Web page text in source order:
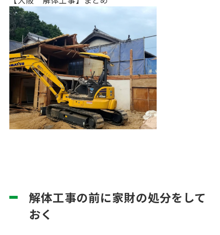
解体工事の前に家財の処分をして
おく